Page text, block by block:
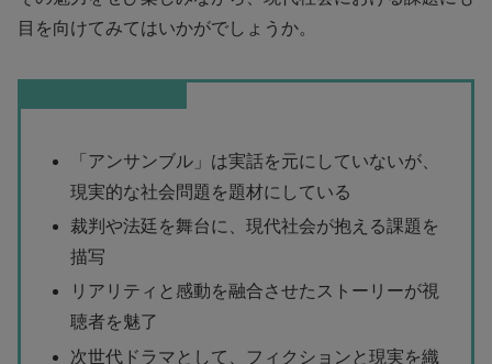
目を向けてみてはいかがでしょうか。
「アンサンブル」は実話を元にしていないが、
現実的な社会問題を題材にしている
裁判や法廷を舞台に、現代社会が抱える課題を
描写
リアリティと感動を融合させたストーリーが視
聴者を魅了
次世代ドラマとして、フィクションと現実を織